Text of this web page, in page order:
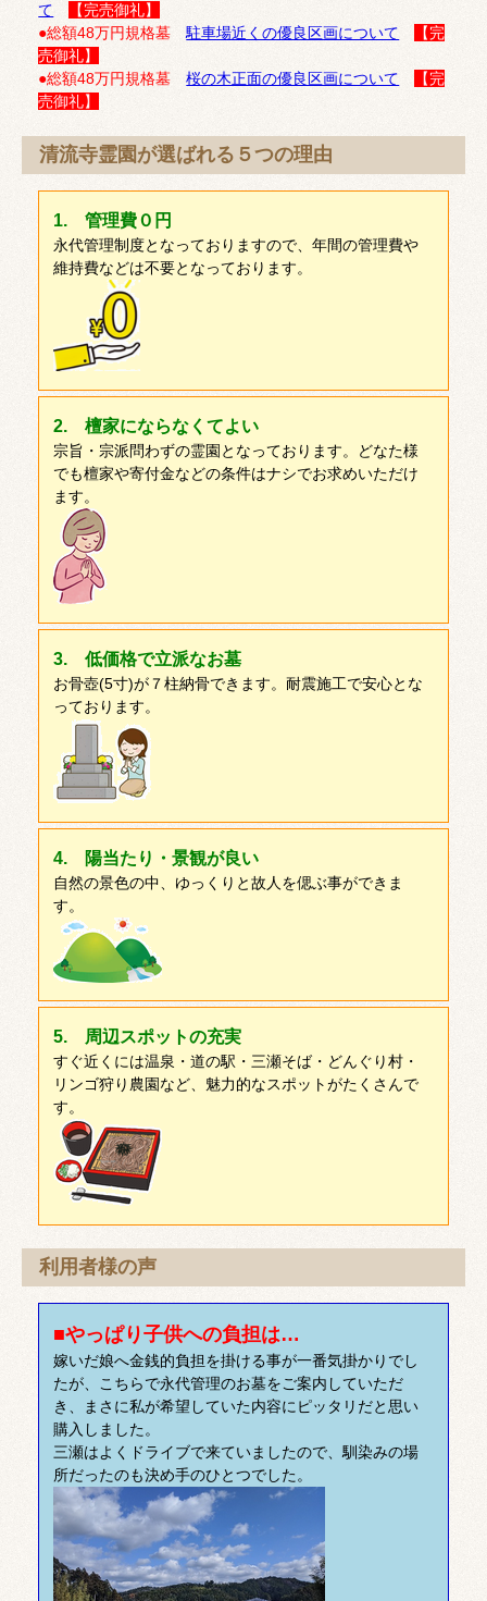
て
【完売御礼】
●総額48万円規格墓
駐車場近くの優良区画について
【完
売御礼】
●総額48万円規格墓
桜の木正面の優良区画について
【完
売御礼】
清流寺霊園が選ばれる５つの理由
1. 管理費０円
永代管理制度となっておりますので、年間の管理費や
維持費などは不要となっております。
2. 檀家にならなくてよい
宗旨・宗派問わずの霊園となっております。どなた様
でも檀家や寄付金などの条件はナシでお求めいただけ
ます。
3. 低価格で立派なお墓
お骨壺(5寸)が７柱納骨できます。耐震施工で安心とな
っております。
4. 陽当たり・景観が良い
自然の景色の中、ゆっくりと故人を偲ぶ事ができま
す。
5. 周辺スポットの充実
すぐ近くには温泉・道の駅・三瀬そば・どんぐり村・
リンゴ狩り農園など、魅力的なスポットがたくさんで
す。
利用者様の声
■やっぱり子供への負担は…
嫁いだ娘へ金銭的負担を掛ける事が一番気掛かりでし
たが、こちらで永代管理のお墓をご案内していただ
き、まさに私が希望していた内容にピッタリだと思い
購入しました。
三瀬はよくドライブで来ていましたので、馴染みの場
所だったのも決め手のひとつでした。